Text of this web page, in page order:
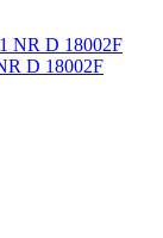
D 18002F